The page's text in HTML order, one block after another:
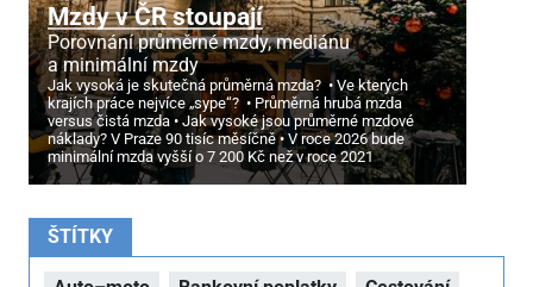
Mzdy v ČR stoupají
Porovnání průměrné mzdy, mediánu
a minimální mzdy
Jak vysoká je skutečná průměrná mzda?
Ve kterých
krajích práce nejvíce „sype“?
Průměrná hrubá mzda
versus čistá mzda
Jak vysoké jsou průměrné mzdové
náklady? V Praze 90 tisíc měsíčně
V roce 2026 bude
minimální mzda vyšší o 7 200 Kč než v roce 2021
ŠTÍTKY